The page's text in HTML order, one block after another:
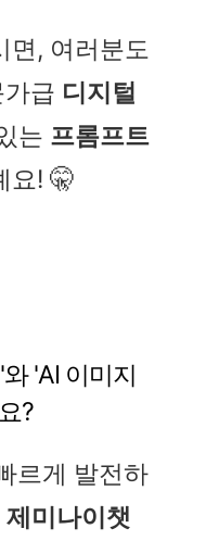
면, 여러분도
급 디지털
는 프롬프트
요! 🤫
'AI 이미지
?
르게 발전하
제미나이챗